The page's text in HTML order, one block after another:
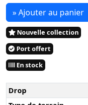
» Ajouter au panier
Nouvelle collection
Port offert
En stock
Drop